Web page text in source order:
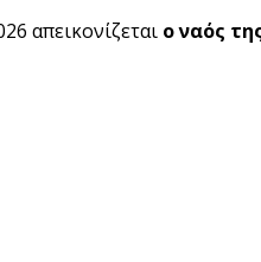
απεικονίζεται ο ναός